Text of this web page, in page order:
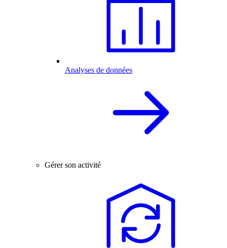
Analyses de données
Gérer son activité